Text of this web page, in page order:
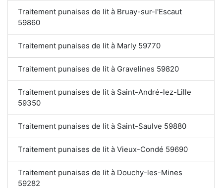
Traitement punaises de lit à Bruay-sur-l'Escaut
59860
Traitement punaises de lit à Marly 59770
Traitement punaises de lit à Gravelines 59820
Traitement punaises de lit à Saint-André-lez-Lille
59350
Traitement punaises de lit à Saint-Saulve 59880
Traitement punaises de lit à Vieux-Condé 59690
Traitement punaises de lit à Douchy-les-Mines
59282